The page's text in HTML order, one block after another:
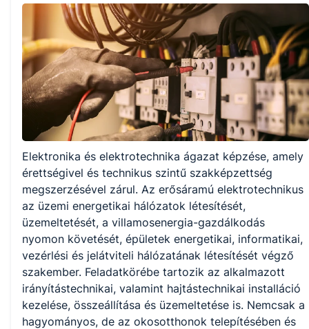
507130404
Képzés időtartama
5 év
Választható szakmairányok:
Nem válaszható
KKK/PTT
KKK letöltése (pdf)
PTT letöltése (pdf)
Okleveles technikusképzés
Nem
Elektronika és elektrotechnika ágazat képzése, amely
érettségivel és technikus szintű szakképzettség
megszerzésével zárul. Az erősáramú elektrotechnikus
az üzemi energetikai hálózatok létesítését,
üzemeltetését, a villamosenergia-gazdálkodás
nyomon követését, épületek energetikai, informatikai,
vezérlési és jelátviteli hálózatának létesítését végző
szakember. Feladatkörébe tartozik az alkalmazott
irányítástechnikai, valamint hajtástechnikai installáció
kezelése, összeállítása és üzemeltetése is. Nemcsak a
hagyományos, de az okosotthonok telepítésében és